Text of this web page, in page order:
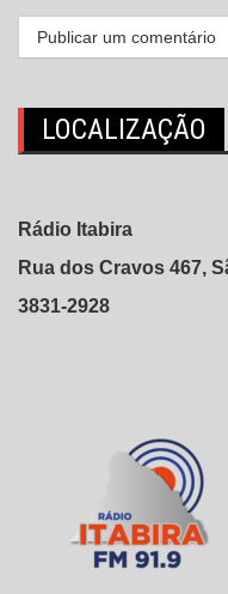
LOCALIZAÇÃO
Rádio Itabira
Rua dos Cravos 467,
3831-2928